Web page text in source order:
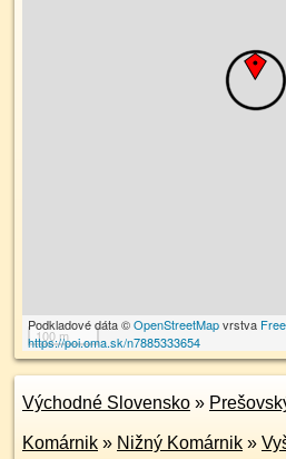
100 m
Podkladové dáta ©OpenStreetMapvrstva
https://poi.oma.sk/n7885333654
Východné Slovensko »
Komárnik » Nižný Komárnik »